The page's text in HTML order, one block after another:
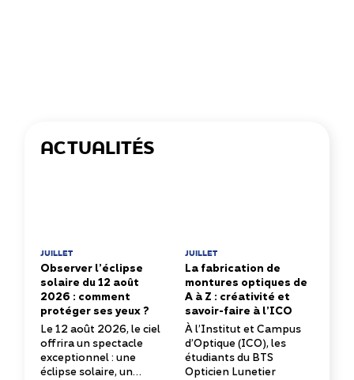
ACTUALITÉS
JUILLET
Observer l’éclipse
solaire du 12 août
2026 : comment
protéger ses yeux ?
Le 12 août 2026, le ciel
offrira un spectacle
exceptionnel : une
éclipse solaire, un…
JUILLET
La fabrication de
montures optiques de
A à Z : créativité et
savoir-faire à l’ICO
À l’Institut et Campus
d’Optique (ICO), les
étudiants du BTS
Opticien Lunetier